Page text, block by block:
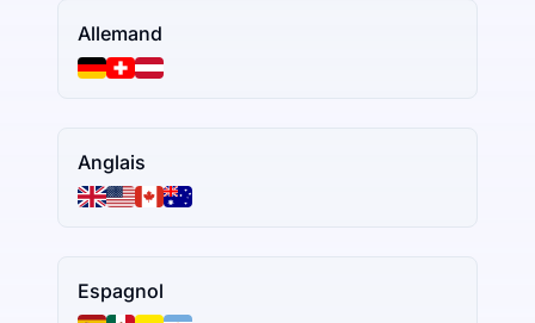
Allemand
Anglais
Espagnol